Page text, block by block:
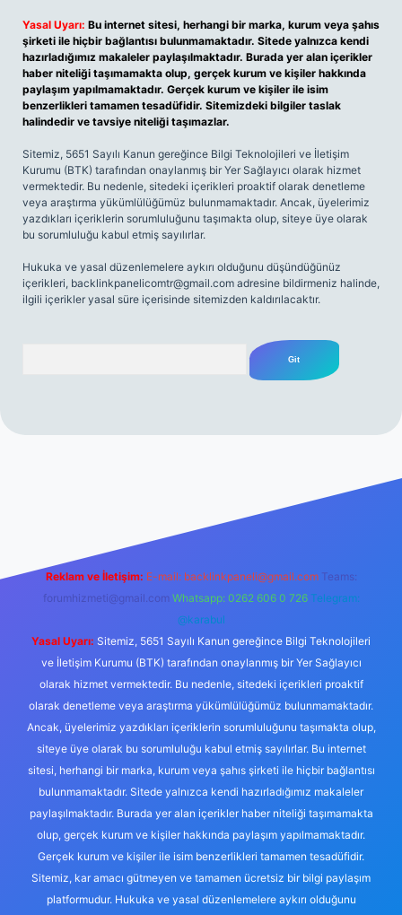
Yasal Uyarı: Bu internet sitesi, herhangi bir marka, kurum veya şahıs
şirketi ile hiçbir bağlantısı bulunmamaktadır. Sitede yalnızca kendi
hazırladığımız makaleler paylaşılmaktadır. Burada yer alan içerikler
haber niteliği taşımamakta olup, gerçek kurum ve kişiler hakkında
paylaşım yapılmamaktadır. Gerçek kurum ve kişiler ile isim
benzerlikleri tamamen tesadüfidir. Sitemizdeki bilgiler taslak
halindedir ve tavsiye niteliği taşımazlar.
Sitemiz, 5651 Sayılı Kanun gereğince Bilgi Teknolojileri ve İletişim
Kurumu (BTK) tarafından onaylanmış bir Yer Sağlayıcı olarak hizmet
vermektedir. Bu nedenle, sitedeki içerikleri proaktif olarak denetleme
veya araştırma yükümlülüğümüz bulunmamaktadır. Ancak, üyelerimiz
yazdıkları içeriklerin sorumluluğunu taşımakta olup, siteye üye olarak
bu sorumluluğu kabul etmiş sayılırlar.
Hukuka ve yasal düzenlemelere aykırı olduğunu düşündüğünüz
içerikleri, backlinkpanelicomtr@gmail.com adresine bildirmeniz halinde,
ilgili içerikler yasal süre içerisinde sitemizden kaldırılacaktır.
Reklam ve İletişim: E-mail: backlinkpaneli@gmail.com Teams:
forumhizmeti@gmail.com Whatsapp: 0262 606 0 726 Telegram:
@karabul
Yasal Uyarı: Sitemiz, 5651 Sayılı Kanun gereğince Bilgi Teknolojileri
ve İletişim Kurumu (BTK) tarafından onaylanmış bir Yer Sağlayıcı
olarak hizmet vermektedir. Bu nedenle, sitedeki içerikleri proaktif
olarak denetleme veya araştırma yükümlülüğümüz bulunmamaktadır.
Ancak, üyelerimiz yazdıkları içeriklerin sorumluluğunu taşımakta olup,
siteye üye olarak bu sorumluluğu kabul etmiş sayılırlar. Bu internet
sitesi, herhangi bir marka, kurum veya şahıs şirketi ile hiçbir bağlantısı
bulunmamaktadır. Sitede yalnızca kendi hazırladığımız makaleler
paylaşılmaktadır. Burada yer alan içerikler haber niteliği taşımamakta
olup, gerçek kurum ve kişiler hakkında paylaşım yapılmamaktadır.
Gerçek kurum ve kişiler ile isim benzerlikleri tamamen tesadüfidir.
Sitemiz, kar amacı gütmeyen ve tamamen ücretsiz bir bilgi paylaşım
platformudur. Hukuka ve yasal düzenlemelere aykırı olduğunu